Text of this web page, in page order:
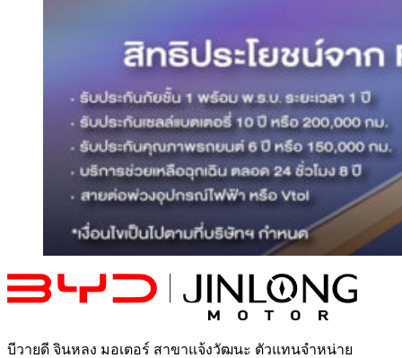
บีวายดี จินหลง มอเตอร์ สาขาแจ้งวัฒนะ ตัวแทนจำหน่าย